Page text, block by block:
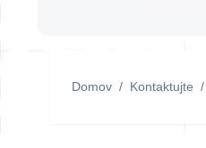
Domov / Kontaktujte /